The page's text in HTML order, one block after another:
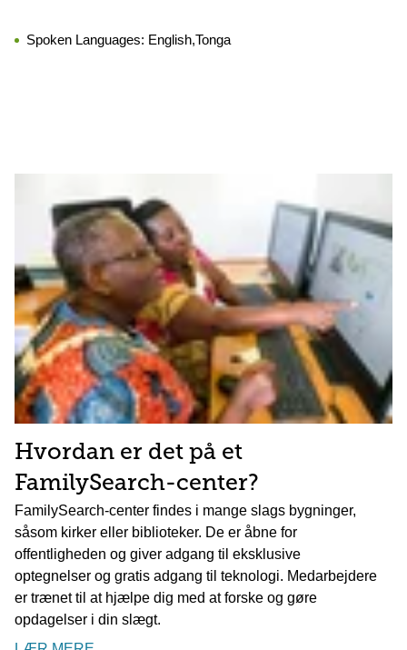
Spoken Languages: English,Tonga
Hvordan er det på et
FamilySearch-center?
FamilySearch-center findes i mange slags bygninger,
såsom kirker eller biblioteker. De er åbne for
offentligheden og giver adgang til eksklusive
optegnelser og gratis adgang til teknologi. Medarbejdere
er trænet til at hjælpe dig med at forske og gøre
opdagelser i din slægt.